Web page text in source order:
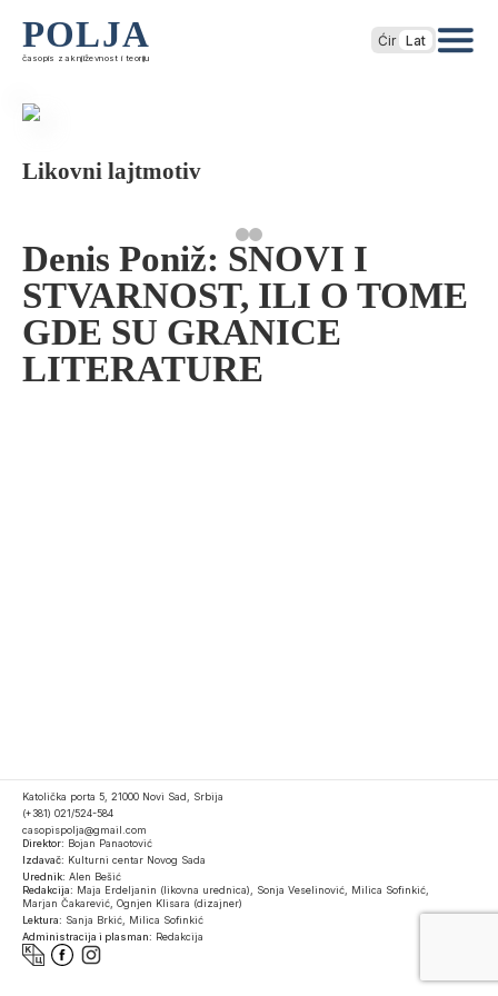
POLJA
časopis za književnost i teoriju
Ćir Lat
Likovni lajtmotiv
Denis Poniž: SNOVI I
STVARNOST, ILI O TOME
GDE SU GRANICE
LITERATURE
Katolička porta 5, 21000 Novi Sad, Srbija
(+381) 021/524-584
casopispolja@gmail.com
Direktor: Bojan Panaotović
Izdavač: Kulturni centar Novog Sada
Urednik: Alen Bešić
Redakcija: Maja Erdeljanin (likovna urednica), Sonja Veselinović, Milica Sofinkić,
Marjan Čakarević, Ognjen Klisara (dizajner)
Lektura: Sanja Brkić, Milica Sofinkić
Administracija i plasman: Redakcija